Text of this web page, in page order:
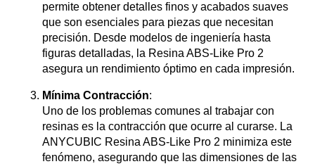
permite obtener detalles finos y acabados suaves
que son esenciales para piezas que necesitan
precisión. Desde modelos de ingeniería hasta
figuras detalladas, la Resina ABS-Like Pro 2
asegura un rendimiento óptimo en cada impresión.
Mínima Contracción:
Uno de los problemas comunes al trabajar con
resinas es la contracción que ocurre al curarse. La
ANYCUBIC Resina ABS-Like Pro 2 minimiza este
fenómeno, asegurando que las dimensiones de las